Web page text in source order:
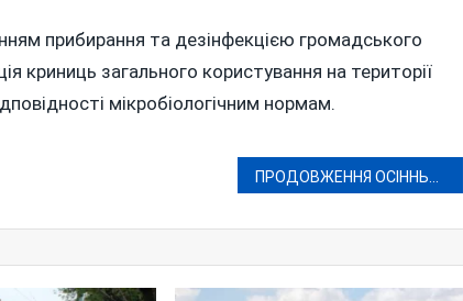
прибирання та дезінфекцією громадського
криниць загального користування на території
мікробіологічним нормам.